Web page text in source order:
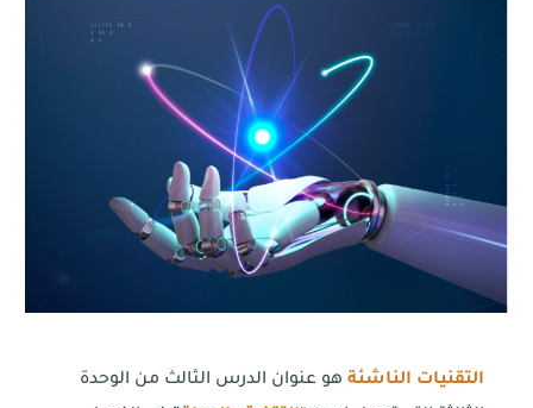
التقنيات الناشئة هو عنوان الدرس الثالث من الوحدة